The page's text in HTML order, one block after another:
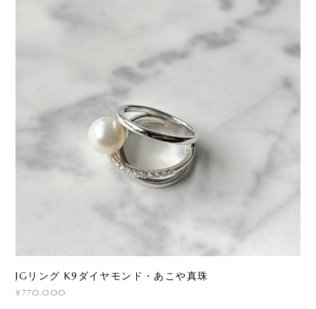
JGリング K9ダイヤモンド・あこや真珠
¥770,000